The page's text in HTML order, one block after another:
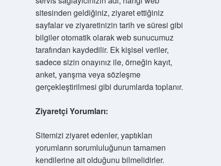
sitesinden geldiğiniz, ziyaret ettiğiniz
sayfalar ve ziyaretinizin tarih ve süresi gibi
bilgiler otomatik olarak web sunucumuz
tarafından kaydedilir. Ek kişisel veriler,
sadece sizin onayınız ile, örneğin kayıt,
anket, yarışma veya sözleşme
gerçekleştirilmesi gibi durumlarda toplanır.
Ziyaretçi Yorumları:
Sitemizi ziyaret edenler, yaptıkları
yorumların sorumluluğunun tamamen
kendilerine ait olduğunu bilmelidirler.